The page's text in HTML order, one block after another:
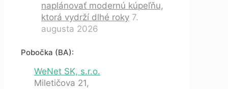
naplánovať modernú kúpeľňu,
ktorá vydrží dlhé roky 7.
augusta 2026
Pobočka (BA):
WeNet SK, s.r.o.
Miletičova 21,